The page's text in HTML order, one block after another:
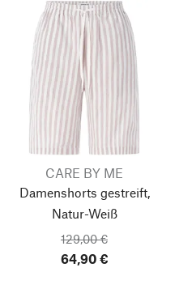
CARE BY ME
Damenshorts gestreift,
Natur-Weiß
129,00 €
64,90 €